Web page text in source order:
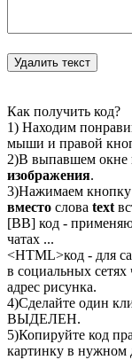
Как получить код?
1) Находим
мыши и правой
2)В выпавшем окне
изображения.
3)Нажимаем
вместо слова text
[BB] код -
чатах ...
<HTML>код - для
в социальных сетях
адрес рисунка.
4)Сделайте один
ВЫДЕЛЕН.
5)Копируйте код
картинку в нужном